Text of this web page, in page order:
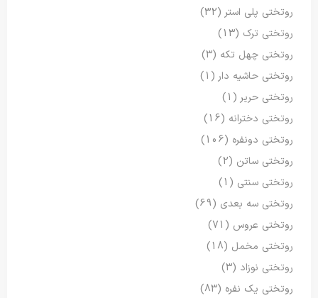
روتختی پلی استر(32)
روتختی ترک (13)
روتختی چهل تکه (3)
روتختی حاشیه دار(1)
روتختی حریر(1)
روتختی دخترانه (16)
روتختی دونفره (106)
روتختی ساتن (2)
روتختی سنتی (1)
روتختی سه بعدی (69)
روتختی عروس (71)
روتختی مخمل (18)
روتختی نوزاد (3)
روتختی یک نفره (83)